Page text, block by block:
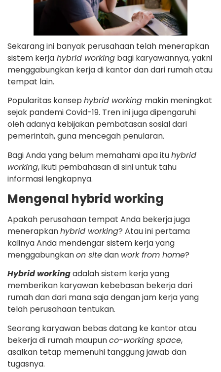
Sekarang ini banyak perusahaan telah menerapkan
sistem kerja hybrid working bagi karyawannya, yakni
menggabungkan kerja di kantor dan dari rumah atau
tempat lain.
Popularitas konsep hybrid working makin meningkat
sejak pandemi Covid-19. Tren ini juga dipengaruhi
oleh adanya kebijakan pembatasan sosial dari
pemerintah, guna mencegah penularan.
Bagi Anda yang belum memahami apa ituhybrid
working, ikuti pembahasan di sini untuk tahu
informasi lengkapnya.
Mengenal hybrid working
Apakah perusahaan tempat Anda bekerja juga
menerapkanhybrid working? Atau ini pertama
kalinya Anda mendengar sistem kerja yang
menggabungkanon sitedan work from home?
Hybrid workingadalah sistem kerja yang
memberikan karyawan kebebasan bekerja dari
rumah dan dari mana saja dengan jam kerja yang
telah perusahaan tentukan.
Seorang karyawan bebas datang ke kantor atau
bekerja di rumah maupunco-working space,
asalkan tetap memenuhi tanggung jawab dan
tugasnya.